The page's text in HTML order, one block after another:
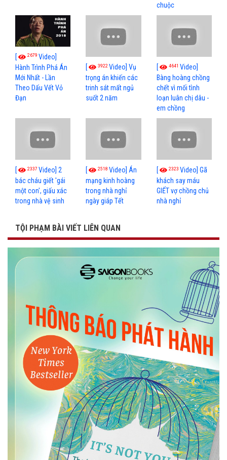
chuộc
[ 2679 Video]
Hành Trình Phá Án
Mới Nhất - Lần
Theo Dấu Vết Vỏ
Đạn
[ 3922Video] Vụ
trọng án khiến các
trinh sát mất ngủ
suốt 2 năm
[ 4641 Video]
Bàng hoàng chồng
chết vì mối tình
loạn luân chị dâu -
em chồng
[ 2337 Video] 2
bác cháu giết 'gái
một con', giấu xác
trong nhà vệ sinh
[ 2518Video] Án
mạng kinh hoàng
trong nhà nghỉ
ngày giáp Tết
[ 2323 Video] Gã
khách say máu
GIẾT vợ chồng chủ
nhà nghỉ
TỘI PHẠM BÀI VIẾT LIÊN QUAN